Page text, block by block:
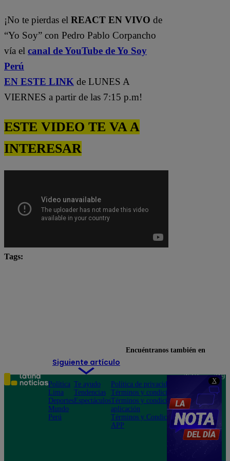
X
¡No te pierdas el REACT EN VIVO de
“Yo Soy” con Pedro Pablo Corpancho
vía el canal de YouTube de Yo Soy
Perú
EN ESTE LINK de LUNES A
VIERNES a partir de las 7:15 p.m!
ESTE VIDEO TE VA A
INTERESAR
Tags:
Siguiente artículo
Encuéntranos también en
Política
Lima
Deportes
Mundo
Perú
Te ayudo
Tendencias
Espectáculos
Política de privacidad
Términos y condiciones
Términos y condiciones
aplicación
Términos y Condiciones
APP
Teléfono: 219
Av. San
Felipe 968
Jesús María